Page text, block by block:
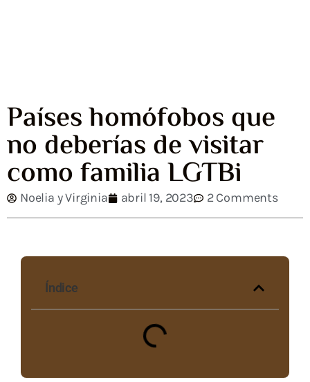
Países homófobos que
no deberías de visitar
como familia LGTBi
Noelia y Virginia abril 19, 2023 2 Comments
Índice